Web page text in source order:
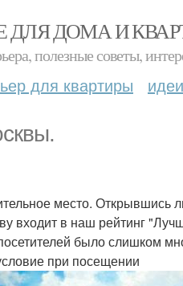
ДЛЯ ДОМА И
полезные советы,
для квартиры
место. Открывшись
входит в наш рейтинг
было слишком
при посещении